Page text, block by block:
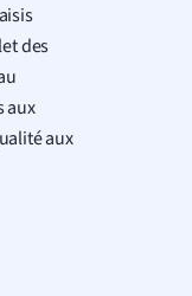
des
aux
aux